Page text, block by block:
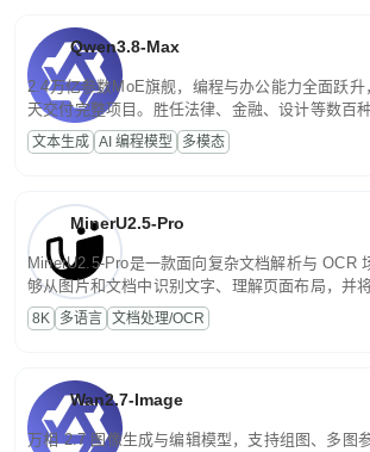
Qwen3.8-Max
2.4万亿参数MoE旗舰，编程与办公能力全面跃升
天交付完整项目。胜任法律、金融、设计等数百
话端到端交付生产级成果。原生视觉理解贯穿规
程，支持超长文档与长视频的深度语义解析。长
文本生成 AI 编程模型 多模态
MinerU2.5-Pro
MinerU2.5-Pro是一款面向复杂文档解析与 OCR
够从图片和文档中识别文字、理解页面布局，并
为便于存储、检索和二次处理的结构化结果。
8K 多语言 文档处理/OCR
Wan2.7-Image
万相 2.7 图像生成与编辑模型，支持组图、多图